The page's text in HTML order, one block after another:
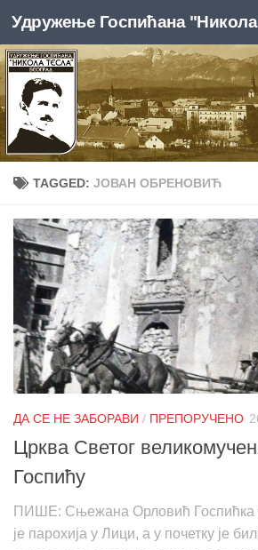
Skip to content
TAGGED: ЈОВАН ОБРЕНОВИЋ
ДА СЕ НЕ ЗАБОРАВИ / ПРЕПОРУЧЕНО
Црква Светог
Госпићу
ПИШЕ: Сњежана Орловић Госпићка
је парохија у Лици, а у почетку је